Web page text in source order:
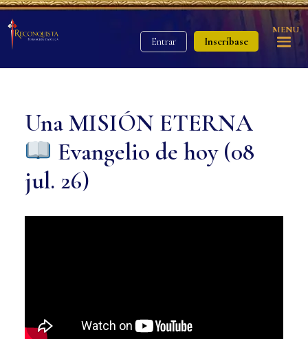
Entrar Inscríbase
MENU
Una MISIÓN ETERNA
Evangelio de hoy (08
jul. 26)